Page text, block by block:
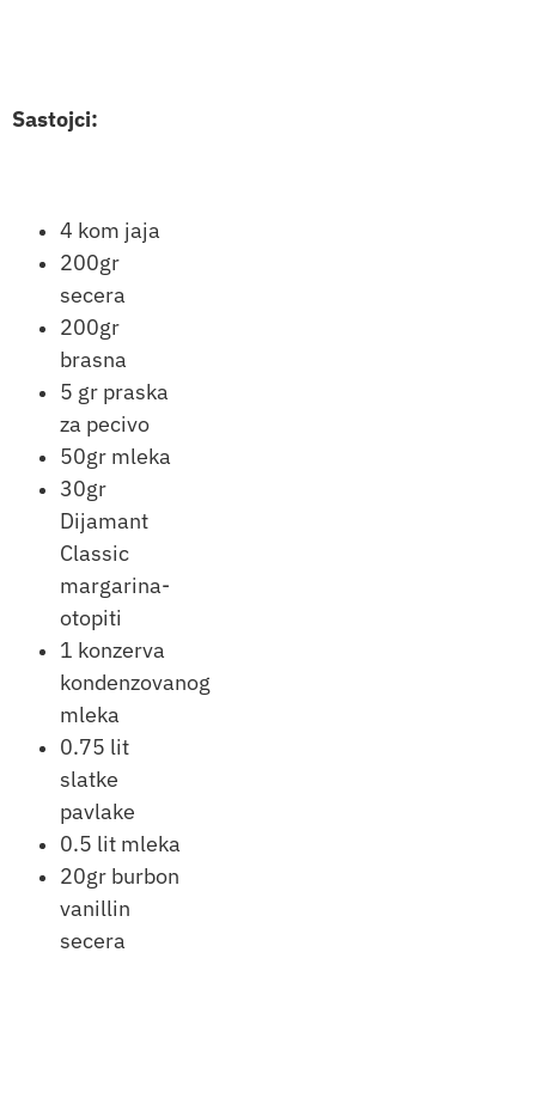
Sastojci:
4 kom jaja
200gr
secera
200gr
brasna
5 gr praska
za pecivo
50gr mleka
30gr
Dijamant
Classic
margarina-
otopiti
1 konzerva
kondenzovanog
mleka
0.75 lit
slatke
pavlake
0.5 lit mleka
20gr burbon
vanillin
secera